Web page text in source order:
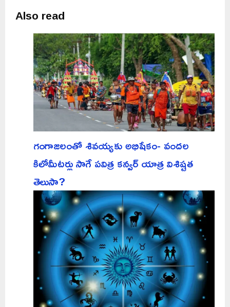
Also read
గంగాజలంతో శివయ్యకు అభిషేకం- వందల
కిలోమీటర్లు సాగే పవిత్ర కన్వర్ యాత్ర విశిష్టత
తెలుసా?